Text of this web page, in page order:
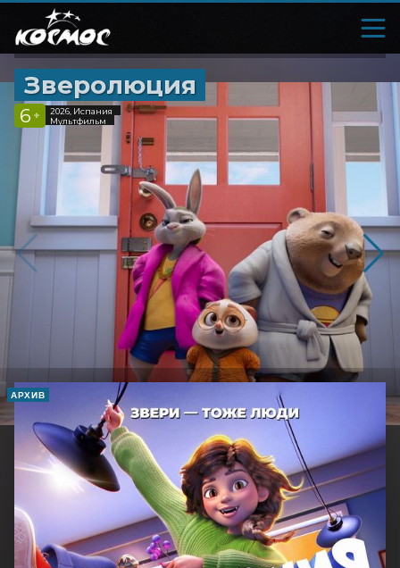
Зверолюция
6 +
2026, Испания
Мультфильм
АРХИВ